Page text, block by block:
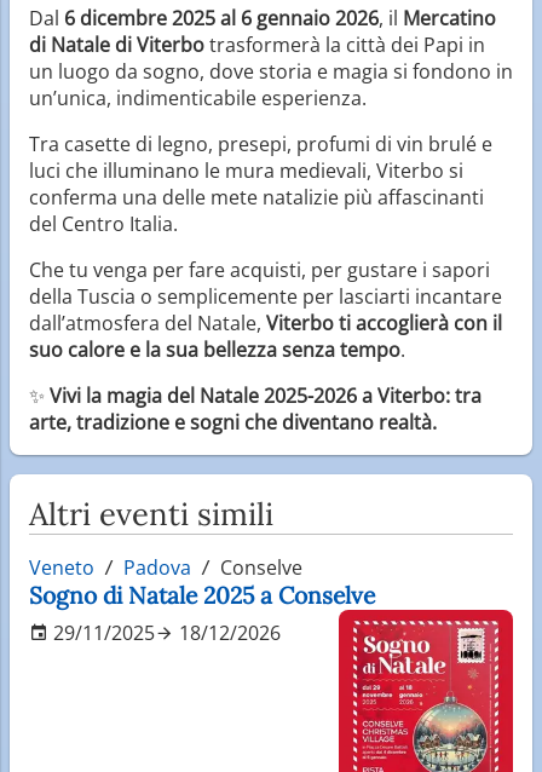
Dal 6 dicembre 2025 al 6 gennaio 2026, il Mercatino
di Natale di Viterbotrasformerà la città dei Papi in
un luogo da sogno, dove storia e magia si fondono in
un’unica, indimenticabile esperienza.
Tra casette di legno, presepi, profumi di vin brulé e
luci che illuminano le mura medievali, Viterbo si
conferma una delle mete natalizie più affascinanti
del Centro Italia.
Che tu venga per fare acquisti, per gustare i sapori
della Tuscia o semplicemente per lasciarti incantare
dall’atmosfera del Natale, Viterbo ti accoglierà con il
suo calore e la sua bellezza senza tempo.
✨ Vivi la magia del Natale 2025-2026 a Viterbo: tra
arte, tradizione e sogni che diventano realtà.
Altri eventi simili
Veneto Padova Conselve
Sogno di Natale 2025 a Conselve
29/11/2025 18/12/2026